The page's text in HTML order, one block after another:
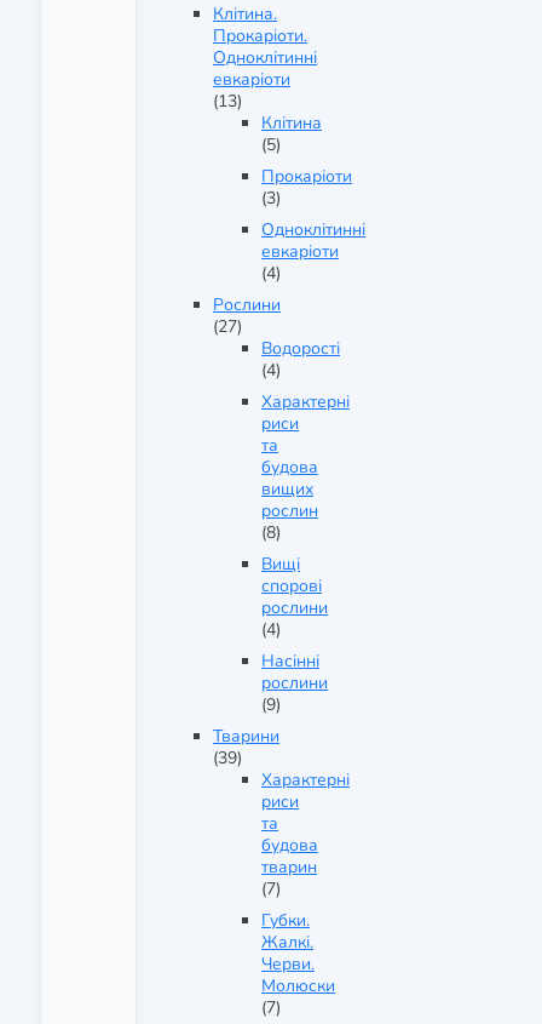
Клітина.
Прокаріоти.
Одноклітинні
евкаріоти
(13)
Клітина
(5)
Прокаріоти
(3)
Одноклітинні
евкаріоти
(4)
Рослини
(27)
Водорості
(4)
Характерні
риси
та
будова
вищих
рослин
(8)
Вищі
спорові
рослини
(4)
Насінні
рослини
(9)
Тварини
(39)
Характерні
риси
та
будова
тварин
(7)
Губки.
Жалкі.
Черви.
Молюски
(7)